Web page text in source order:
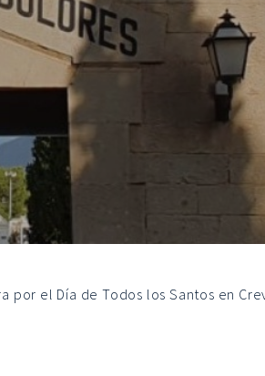
por el Día de Todos los Santos en